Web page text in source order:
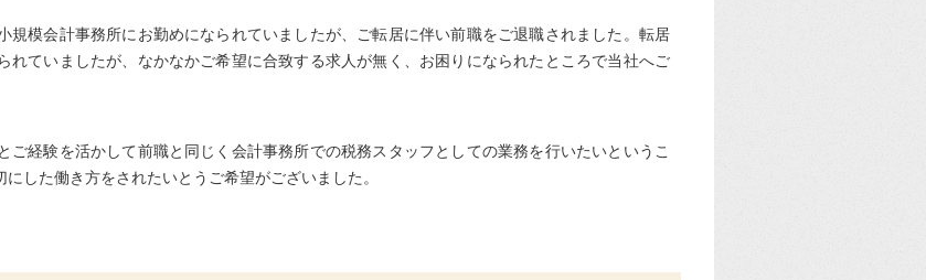
規模会計事務所にお勤めになられていましたが、ご転居に伴い前職をご退職されました。転居
れていましたが、なかなかご希望に合致する求人が無く、お困りになられたところで当社へご
ご経験を活かして前職と同じく会計事務所での税務スタッフとしての業務を行いたいというこ
した働き方をされたいとうご希望がございました。